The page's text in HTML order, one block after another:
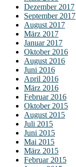
Dezember 2017
September 2017
August 2017
März 2017
Januar 2017
Oktober 2016
August 2016
Juni 2016
April 2016
März 2016
Februar 2016
Oktober 2015
August 2015
Juli 2015
Juni 2015
Mai 2015
März 2015
Februar 2015